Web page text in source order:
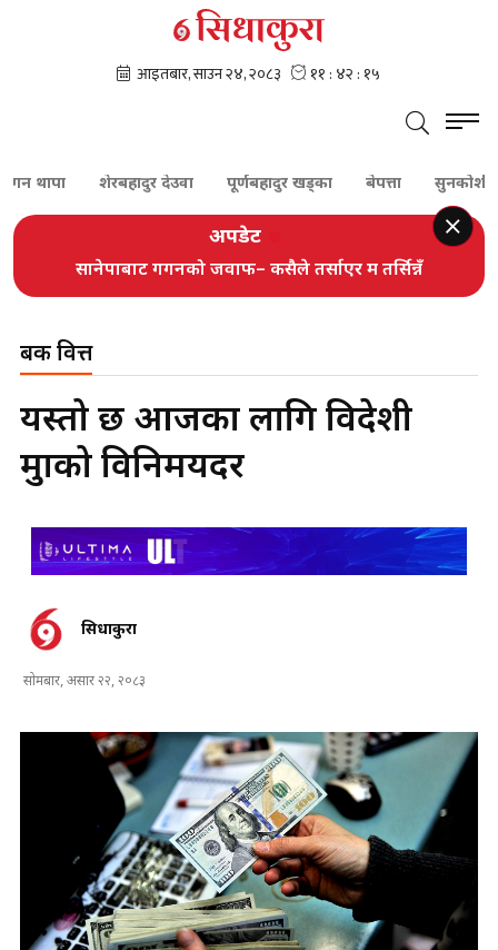
शेरबहादुर देउवा पूर्णबहादुर खड्का बेपत्ता सुनकोशी
अपडेट
सानेपाबाट गगनको जवाफ– कसैले तर्साएर म तर्सिन्नँ
बैंक वित्त
यस्तो छ आजका लागि विदेशी
मुद्राको विनिमयदर
सिधाकुरा
सोमबार, असार २२, २०८३